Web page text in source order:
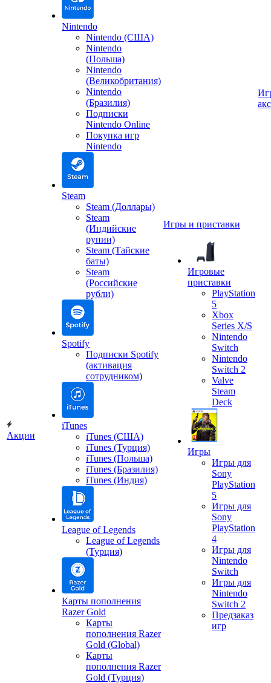
Акции
Nintendo
Nintendo (США)
Nintendo
(Польша)
Nintendo
(Великобритания)
Nintendo
(Бразилия)
Подписки
Nintendo Online
Покупка игр
Nintendo
Steam
Steam (Доллары)
Steam
(Индийские
рупии)
Steam (Тайские
баты)
Steam
(Российские
рубли)
Spotify
Подписки Spotify
(активация
сотрудником)
iTunes
iTunes (США)
iTunes (Турция)
iTunes (Польша)
iTunes (Бразилия)
iTunes (Индия)
League of Legends
League of Legends
(Турция)
Карты пополнения
Razer Gold
Карты
пополнения Razer
Gold (Global)
Карты
пополнения Razer
Gold (Турция)
Игры и приставки
Игровые
приставки
PlayStation
5
Xbox
Series X/S
Nintendo
Switch
Nintendo
Switch 2
Valve
Steam
Deck
Игры
Игры для
Sony
PlayStation
5
Игры для
Sony
PlayStation
4
Игры для
Nintendo
Switch
Игры для
Nintendo
Switch 2
Предзаказ
игр